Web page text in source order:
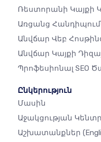
Ռեստորանի Կայքի
Առցանց
Անվճար Վեբ
Անվճար Կայքի
Պրոֆեսիոնալ SEO
Ընկերություն
Մասին
Աջակցության
Աշխատանքներ